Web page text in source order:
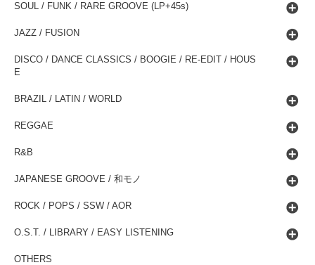
SOUL / FUNK / RARE GROOVE (LP+45s)
JAZZ / FUSION
DISCO / DANCE CLASSICS / BOOGIE / RE-EDIT / HOUS
E
BRAZIL / LATIN / WORLD
REGGAE
R&B
JAPANESE GROOVE / 和モノ
ROCK / POPS / SSW / AOR
O.S.T. / LIBRARY / EASY LISTENING
OTHERS